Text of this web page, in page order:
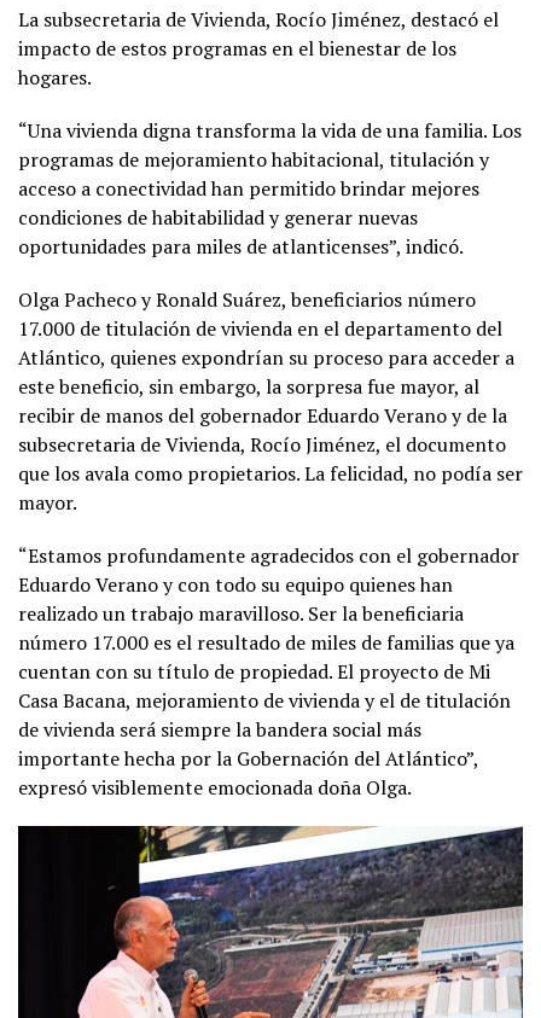
La subsecretaria de Vivienda, Rocío Jiménez, destacó el
impacto de estos programas en el bienestar de los
hogares.
“Una vivienda digna transforma la vida de una familia. Los
programas de mejoramiento habitacional, titulación y
acceso a conectividad han permitido brindar mejores
condiciones de habitabilidad y generar nuevas
oportunidades para miles de atlanticenses”, indicó.
Olga Pacheco y Ronald Suárez, beneficiarios número
17.000 de titulación de vivienda en el departamento del
Atlántico, quienes expondrían su proceso para acceder a
este beneficio, sin embargo, la sorpresa fue mayor, al
recibir de manos del gobernador Eduardo Verano y de la
subsecretaria de Vivienda, Rocío Jiménez, el documento
que los avala como propietarios. La felicidad, no podía ser
mayor.
“Estamos profundamente agradecidos con el gobernador
Eduardo Verano y con todo su equipo quienes han
realizado un trabajo maravilloso. Ser la beneficiaria
número 17.000 es el resultado de miles de familias que ya
cuentan con su título de propiedad. El proyecto de Mi
Casa Bacana, mejoramiento de vivienda y el de titulación
de vivienda será siempre la bandera social más
importante hecha por la Gobernación del Atlántico”,
expresó visiblemente emocionada doña Olga.